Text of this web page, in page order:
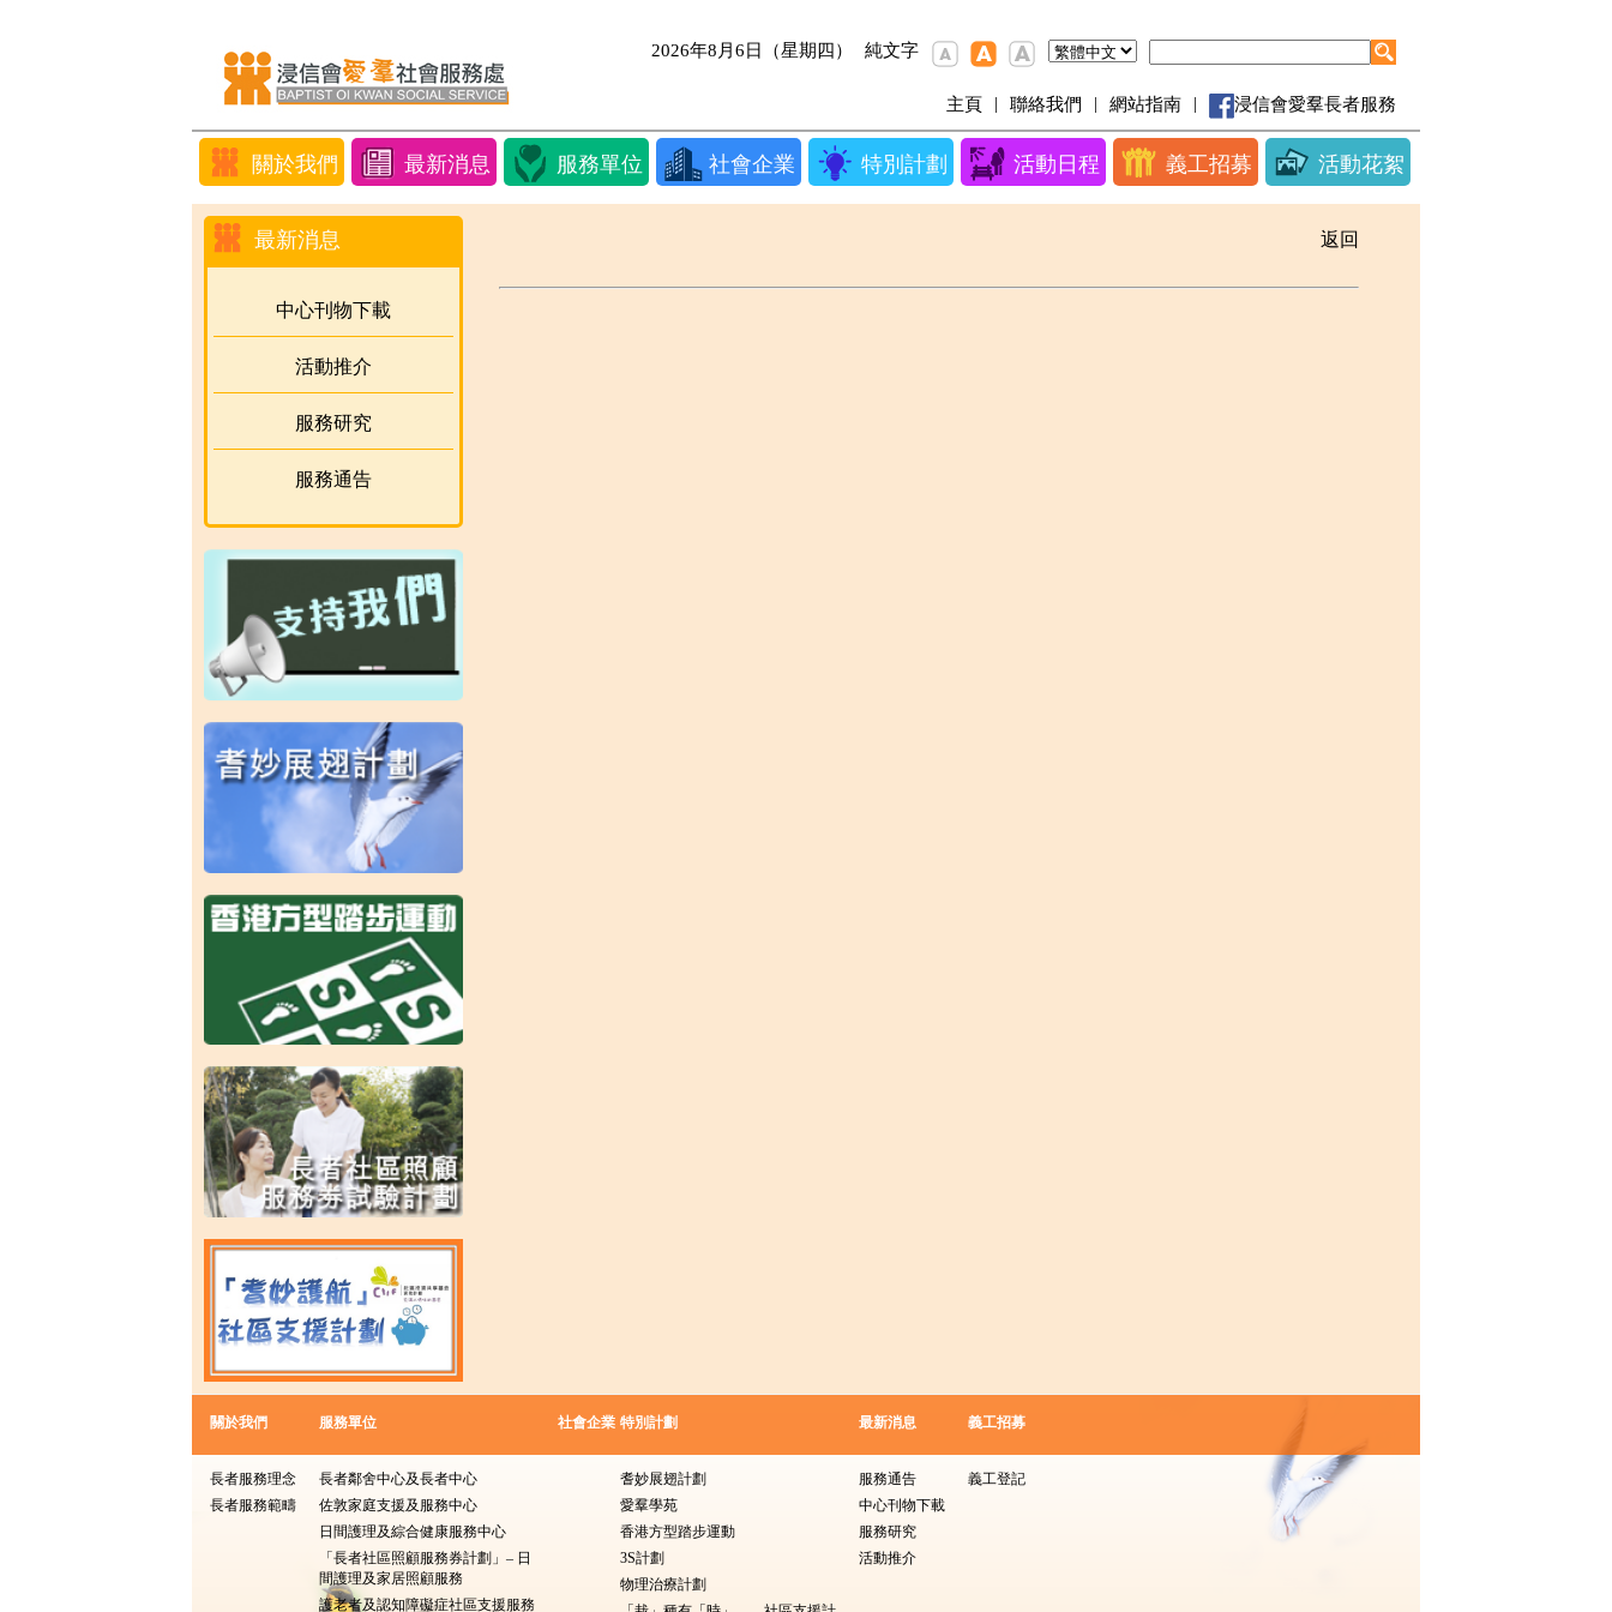
2026年8月6日（星期四） 純文字
主頁 | 聯絡我們 | 網站指南 | 浸信會愛羣長者服務
關於我們 最新消息 服務單位 社會企業 特別計劃 活動日程 義工招募 活動花絮
最新消息
中心刊物下載
活動推介
服務研究
服務通告
返回
關於我們
長者服務理念
長者服務範疇
服務單位
長者鄰舍中心及長者中心
佐敦家庭支援及服務中心
日間護理及綜合健康服務中心
「長者社區照顧服務券計劃」– 日
間護理及家居照顧服務
護老者及認知障礙症社區支援服務
社會企業 特別計劃
耆妙展翅計劃
愛羣學苑
香港方型踏步運動
3S計劃
物理治療計劃
最新消息
服務通告
中心刊物下載
服務研究
活動推介
義工招募
義工登記